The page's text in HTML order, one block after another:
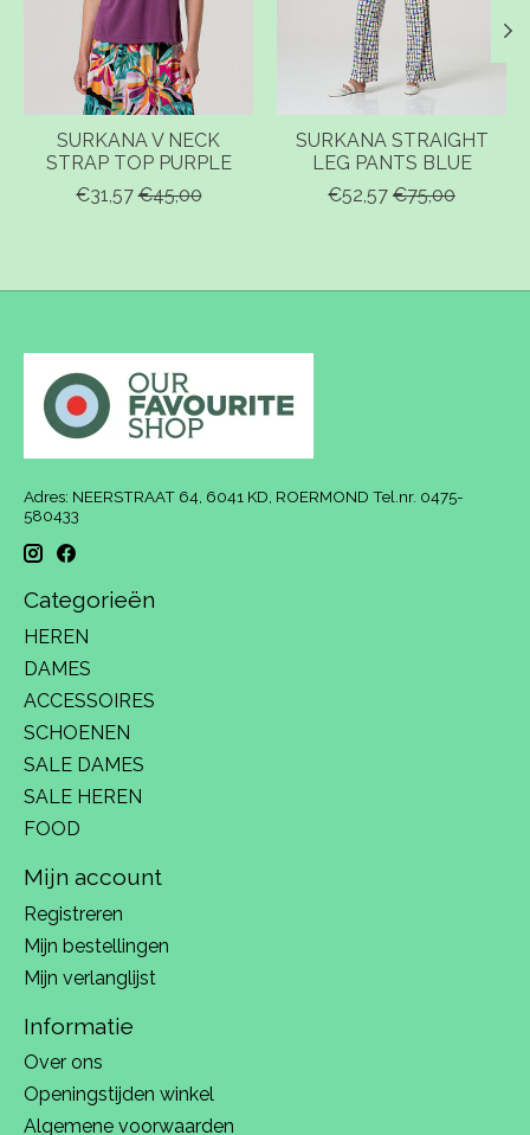
SURKANA V NECK
STRAP TOP PURPLE
€31,57 €45,00
SURKANA STRAIGHT
LEG PANTS BLUE
€52,57 €75,00
Adres: NEERSTRAAT 64, 6041 KD, ROERMOND Tel.nr. 0475-
580433
Categorieën
HEREN
DAMES
ACCESSOIRES
SCHOENEN
SALE DAMES
SALE HEREN
FOOD
Mijn account
Registreren
Mijn bestellingen
Mijn verlanglijst
Informatie
Over ons
Openingstijden winkel
Algemene voorwaarden